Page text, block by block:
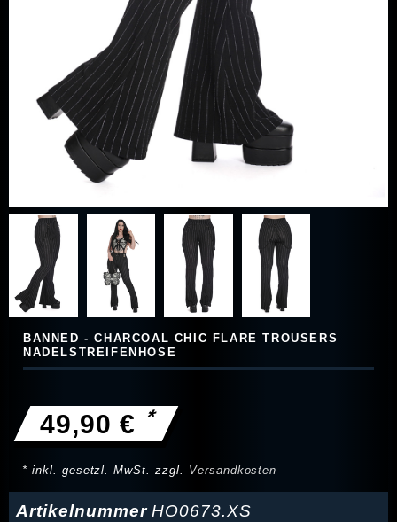
BANNED - CHARCOAL CHIC FLARE TROUSERS
NADELSTREIFENHOSE
49,90 € *
* inkl. gesetzl. MwSt. zzgl. Versandkosten
ArtikelnummerHO0673.XS